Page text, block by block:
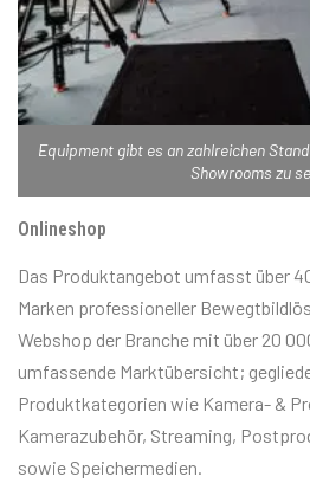
Equipment gibt es an zahlreichen
Showrooms zu
Onlineshop
Das Produktangebot umfasst über
Marken professioneller
Webshop der Branche mit über 20
umfassende Marktübersicht;
Produktkategorien wie Kamera- &
Kamerazubehör, Streaming,
sowie Speichermedien.